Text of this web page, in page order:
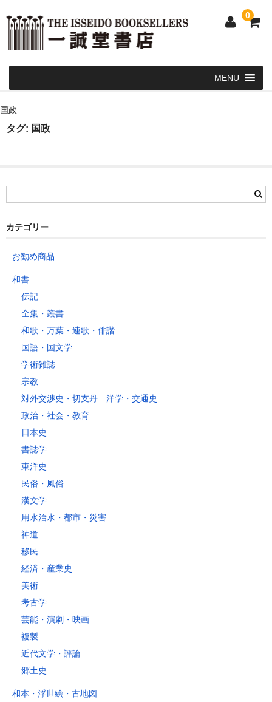
0
和 書
発送・支払い方法
国政
タグ: 国政
カテゴリー
お勧め商品
和書
伝記
全集・叢書
和歌・万葉・連歌・俳諧
国語・国文学
学術雑誌
宗教
対外交渉史・切支丹 洋学・交通史
政治・社会・教育
日本史
書誌学
東洋史
民俗・風俗
漢文学
用水治水・都市・災害
神道
移民
経済・産業史
美術
考古学
芸能・演劇・映画
複製
近代文学・評論
郷土史
和本・浮世絵・古地図